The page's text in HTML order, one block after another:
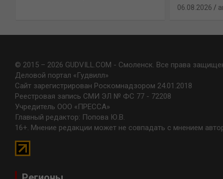
06.08.2026
© 2015 – 2026 GUDVILL.COM - Смоленск. Все права
Деловой портал «Гудвилл»
Сайт зарегистрирован Роскомнадзором 24.01.2018
Реестровая запись СМИ ЭЛ № ФС 77 - 72208
Учредитель ООО «ПРЕССА»
Главный редактор: Попова Ю.В.
16+. Мнение редакции может не совпадать с мнением